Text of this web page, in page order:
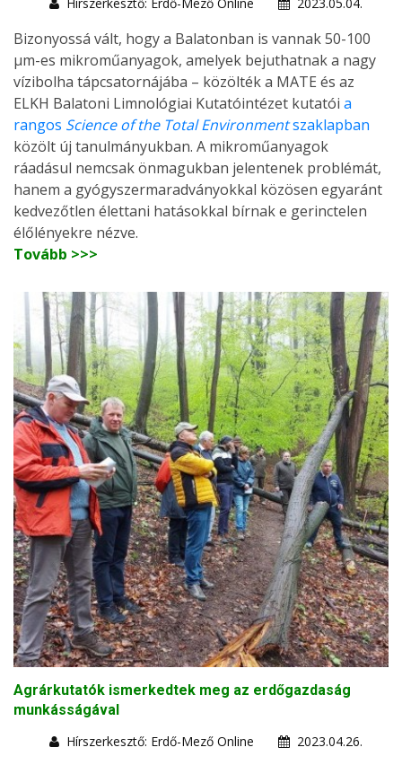
Bizonyossá vált, hogy a Balatonban is vannak 50-100
µm-es mikroműanyagok, amelyek bejuthatnak a nagy
vízibolha tápcsatornájába – közölték a MATE és az
ELKH Balatoni Limnológiai Kutatóintézet kutatói a
rangos Science of the Total Environmentszaklapban
közölt új tanulmányukban. A mikroműanyagok
ráadásul nemcsak önmagukban jelentenek problémát,
hanem a gyógyszermaradványokkal közösen egyaránt
kedvezőtlen élettani hatásokkal bírnak e gerinctelen
élőlényekre nézve.
Tovább >>>
Agrárkutatók ismerkedtek meg az erdőgazdaság
munkásságával
Hírszerkesztő: Erdő-Mező Online
2023.04.26.